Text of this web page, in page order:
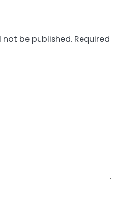
not be published. Required